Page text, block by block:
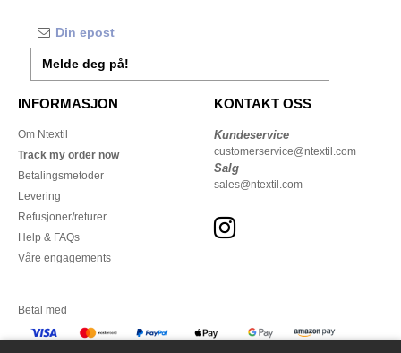
Melde deg på!
INFORMASJON
Om Ntextil
Track my order now
Betalingsmetoder
Levering
Refusjoner/returer
Help & FAQs
Våre engagements
KONTAKT OSS
Kundeservice
customerservice@ntextil.com
Salg
sales@ntextil.com
Betal med